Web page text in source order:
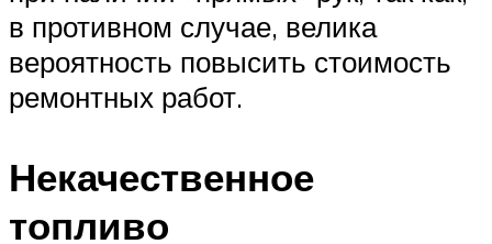
в противном случае, велика
вероятность повысить стоимость
ремонтных работ.
Некачественное
топливо